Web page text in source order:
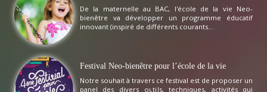
De la maternelle au BAC, l'école de la vie Neo-
bienêtre va développer un programme éducatif
innovant (inspiré de différents courants...
Festival Neo-bienêtre pour l’école de la vie
Notre souhait à travers ce festival est de proposer un
panel des divers outils, techniques, activités qui